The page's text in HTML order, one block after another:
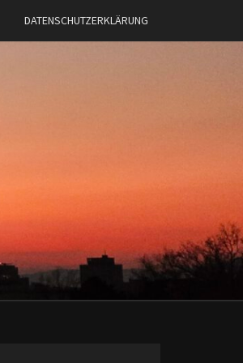
DATENSCHUTZERKLÄRUNG